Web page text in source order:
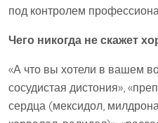
под контролем
Чего никогда не скажет
«А что вы хотели в вашем
сосудистая дистония»,
сердца (мексидол,